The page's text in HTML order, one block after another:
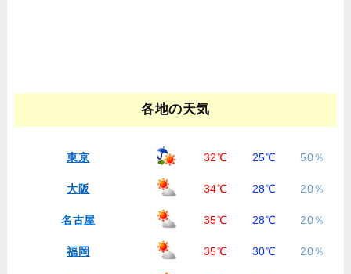
各地の天気
東京 32℃ 25℃ 50％
大阪 34℃ 28℃ 20％
名古屋 35℃ 28℃ 20％
福岡 35℃ 30℃ 20％